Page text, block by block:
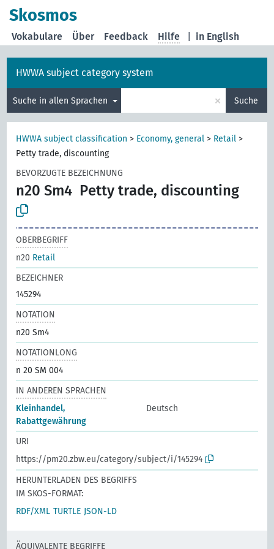
Skosmos
in English
Vokabulare Über Feedback Hilfe
HWWA subject category system
Suche in allen Sprachen × Suche
HWWA subject classification > Economy, general > Retail >
Petty trade, discounting
BEVORZUGTE BEZEICHNUNG
n20 Sm4 Petty trade, discounting
OBERBEGRIFF
n20 Retail
BEZEICHNER
145294
NOTATION
n20 Sm4
NOTATIONLONG
n 20 SM 004
IN ANDEREN SPRACHEN
Kleinhandel,
Rabattgewährung
Deutsch
URI
https://pm20.zbw.eu/category/subject/i/145294
HERUNTERLADEN DES BEGRIFFS
IM SKOS-FORMAT:
RDF/XML TURTLE JSON-LD
ÄQUIVALENTE BEGRIFFE